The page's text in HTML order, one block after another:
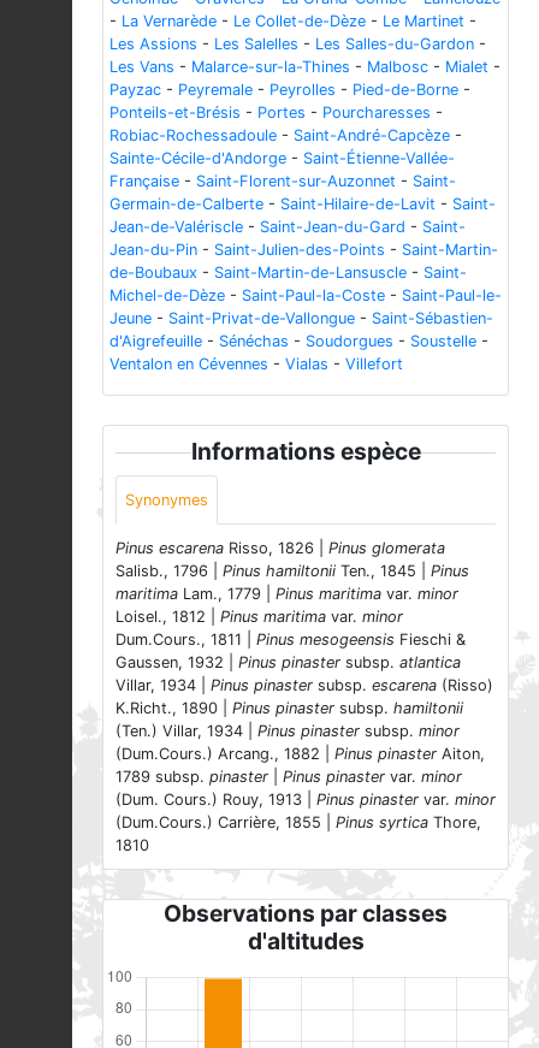
- La Vernarède - Le Collet-de-Dèze - Le Martinet -
Les Assions - Les Salelles - Les Salles-du-Gardon -
Les Vans - Malarce-sur-la-Thines - Malbosc - Mialet -
Payzac - Peyremale - Peyrolles - Pied-de-Borne -
Ponteils-et-Brésis - Portes - Pourcharesses -
Robiac-Rochessadoule - Saint-André-Capcèze -
Sainte-Cécile-d'Andorge - Saint-Étienne-Vallée-
Française - Saint-Florent-sur-Auzonnet - Saint-
Germain-de-Calberte - Saint-Hilaire-de-Lavit - Saint-
Jean-de-Valériscle - Saint-Jean-du-Gard - Saint-
Jean-du-Pin - Saint-Julien-des-Points - Saint-Martin-
de-Boubaux - Saint-Martin-de-Lansuscle - Saint-
Michel-de-Dèze - Saint-Paul-la-Coste - Saint-Paul-le-
Jeune - Saint-Privat-de-Vallongue - Saint-Sébastien-
d'Aigrefeuille - Sénéchas - Soudorgues - Soustelle -
Ventalon en Cévennes - Vialas - Villefort
Informations espèce
Synonymes
Pinus escarena Risso, 1826 | Pinus glomerata
Salisb., 1796 | Pinus hamiltonii Ten., 1845 | Pinus
maritima Lam., 1779 | Pinus maritima var. minor
Loisel., 1812 | Pinus maritima var. minor
Dum.Cours., 1811 | Pinus mesogeensis Fieschi &
Gaussen, 1932 | Pinus pinaster subsp. atlantica
Villar, 1934 | Pinus pinaster subsp. escarena (Risso)
K.Richt., 1890 | Pinus pinaster subsp. hamiltonii
(Ten.) Villar, 1934 | Pinus pinaster subsp. minor
(Dum.Cours.) Arcang., 1882 | Pinus pinaster Aiton,
1789 subsp. pinaster Pinus pinaster var. minor
(Dum. Cours.) Rouy, 1913 | Pinus pinaster var. minor
(Dum.Cours.) Carrière, 1855 | Pinus syrtica Thore,
1810
Observations par classes
d'altitudes